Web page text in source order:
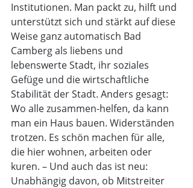
Institutionen. Man packt zu, hilft und
unterstützt sich und stärkt auf diese
Weise ganz automatisch Bad
Camberg als liebens und
lebenswerte Stadt, ihr soziales
Gefüge und die wirtschaftliche
Stabilität der Stadt. Anders gesagt:
Wo alle zusammen-helfen, da kann
man ein Haus bauen. Widerständen
trotzen. Es schön machen für alle,
die hier wohnen, arbeiten oder
kuren. – Und auch das ist neu:
Unabhängig davon, ob Mitstreiter